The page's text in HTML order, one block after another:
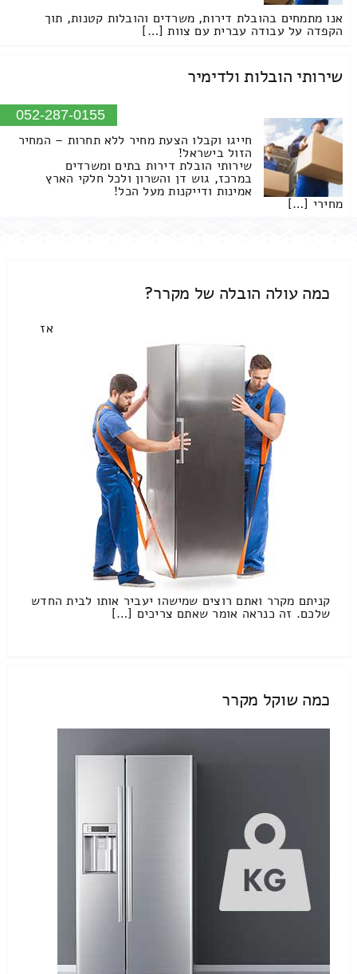
אנו מתמחים בהובלת דירות, משרדים והובלות קטנות, תוך
הקפדה על עבודה עברית עם צוות […]
שירותי הובלות ולדימיר
052-287-0155
חייגו וקבלו הצעת מחיר ללא תחרות – המחיר
הזול בישראל!
שירותי הובלת דירות בתים ומשרדים
במרכז, גוש דן והשרון ולכל חלקי הארץ
אמינות ודייקנות מעל הכל!
מחירי […]
כמה עולה הובלה של מקרר?
אז
קניתם מקרר ואתם רוצים שמישהו יעביר אותו לבית החדש
שלכם. זה כנראה אומר שאתם צריכים […]
כמה שוקל מקרר